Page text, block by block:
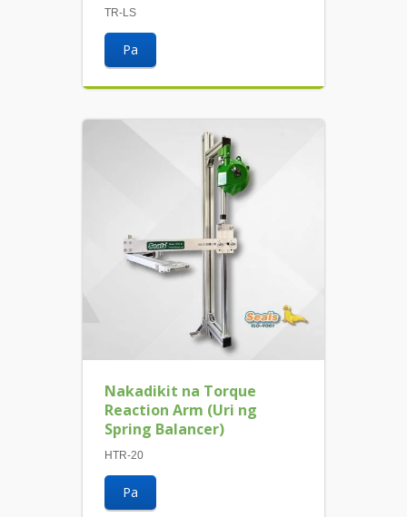
TR-LS
Pa
Nakadikit na Torque
Reaction Arm (Uri ng
Spring Balancer)
HTR-20
Pa